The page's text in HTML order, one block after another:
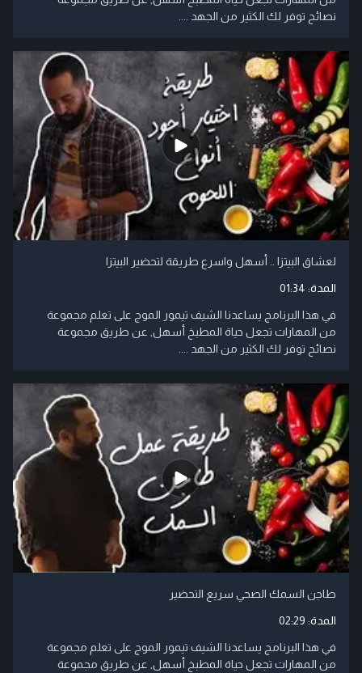
نصائح توفر لك الكثير من الجهد ....
لعشاق البيتزا .. أسهل واسرع طريقة لتحضير البيتزا
المدة: 01:34
في هذا البرنامج يساعدنا الشيف تيمور الموج على تعلم مجموعة
من المهارات تجعل حياة المطبخ أسهل, عن طريق مجموعة
نصائح توفر لك الكثير من الجهد ....
طاجن السمك الصحي سريع التحضير
المدة: 02:29
في هذا البرنامج يساعدنا الشيف تيمور الموج على تعلم مجموعة
من المهارات تجعل حياة المطبخ أسهل, عن طريق مجموعة